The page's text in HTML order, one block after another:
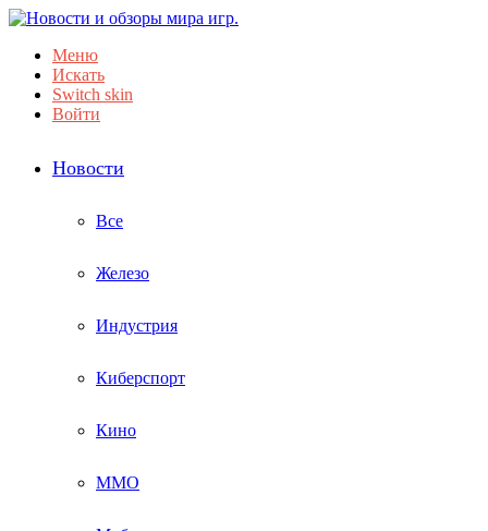
Меню
Искать
Switch skin
Войти
Новости
Все
Железо
Индустрия
Киберспорт
Кино
ММО